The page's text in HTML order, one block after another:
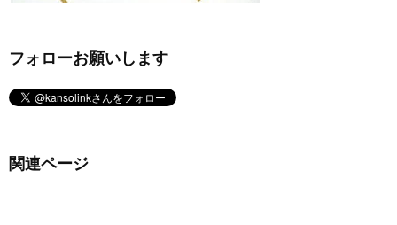
フォローお願いします
関連ページ